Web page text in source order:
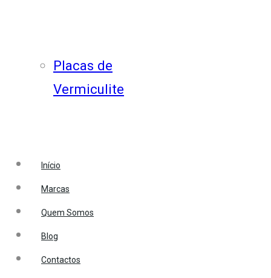
Placas de
Vermiculite
Início
Marcas
Quem Somos
Blog
Contactos